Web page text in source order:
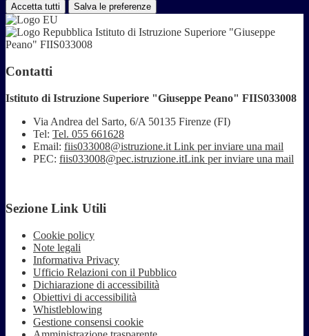
Accetta tutti Salva le preferenze
Istituto di Istruzione Superiore "Giuseppe
Peano" FIIS033008
Contatti
Istituto di Istruzione Superiore "Giuseppe Peano" FIIS033008
Via Andrea del Sarto, 6/A 50135 Firenze (FI)
Tel: Tel. 055 661628
Email: fiis033008@istruzione.it Link per inviare una mail
PEC: fiis033008@pec.istruzione.itLink per inviare una mail
Sezione Link Utili
Cookie policy
Note legali
Informativa Privacy
Ufficio Relazioni con il Pubblico
Dichiarazione di accessibilità
Obiettivi di accessibilità
Whistleblowing
Gestione consensi cookie